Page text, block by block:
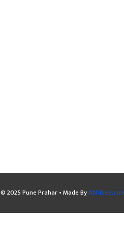
© 2025 Pune Prahar • Made By